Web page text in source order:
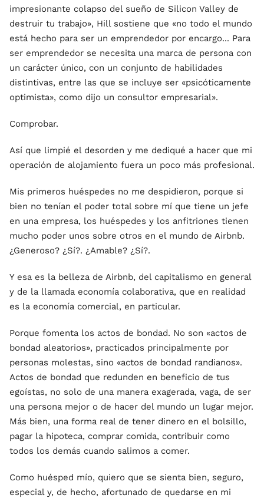
impresionante colapso del sueño de Silicon Valley de
destruir tu trabajo», Hill sostiene que «no todo el mundo
está hecho para ser un emprendedor por encargo... Para
ser emprendedor se necesita una marca de persona con
un carácter único, con un conjunto de habilidades
distintivas, entre las que se incluye ser «psicóticamente
optimista», como dijo un consultor empresarial».
Comprobar.
Así que limpié el desorden y me dediqué a hacer que mi
operación de alojamiento fuera un poco más profesional.
Mis primeros huéspedes no me despidieron, porque si
bien no tenían el poder total sobre mí que tiene un jefe
en una empresa, los huéspedes y los anfitriones tienen
mucho poder unos sobre otros en el mundo de Airbnb.
¿Generoso? ¿Sí?. ¿Amable? ¿Sí?.
Y esa es la belleza de Airbnb, del capitalismo en general
y de la llamada economía colaborativa, que en realidad
es la economía comercial, en particular.
Porque fomenta los actos de bondad. No son «actos de
bondad aleatorios», practicados principalmente por
personas molestas, sino «actos de bondad randianos».
Actos de bondad que redunden en beneficio de tus
egoístas, no solo de una manera exagerada, vaga, de ser
una persona mejor o de hacer del mundo un lugar mejor.
Más bien, una forma real de tener dinero en el bolsillo,
pagar la hipoteca, comprar comida, contribuir como
todos los demás cuando salimos a comer.
Como huésped mío, quiero que se sienta bien, seguro,
especial y, de hecho, afortunado de quedarse en mi